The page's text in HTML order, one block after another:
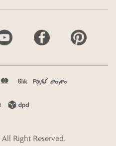
All Right Reserved.